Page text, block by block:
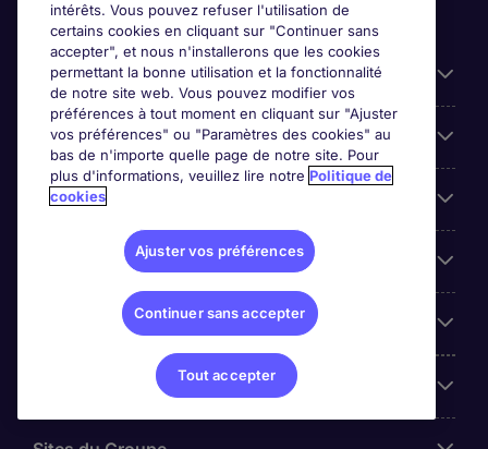
Candidats
Entreprises
Contact
Les avis Google
Nos offres d'emploi
intérêts. Vous pouvez refuser l'utilisation de
certains cookies en cliquant sur "Continuer sans
accepter", et nous n'installerons que les cookies
permettant la bonne utilisation et la fonctionnalité
de notre site web. Vous pouvez modifier vos
préférences à tout moment en cliquant sur "Ajuster
vos préférences" ou "Paramètres des cookies" au
bas de n'importe quelle page de notre site. Pour
plus d'informations, veuillez lire notre Politique de
cookies
Ajuster vos préférences
Continuer sans accepter
Tout accepter